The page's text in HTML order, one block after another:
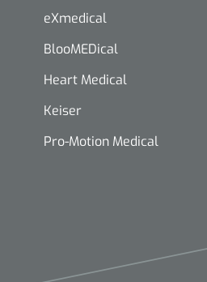
eXmedical
BlooMEDical
Heart Medical
Keiser
Pro-Motion Medical